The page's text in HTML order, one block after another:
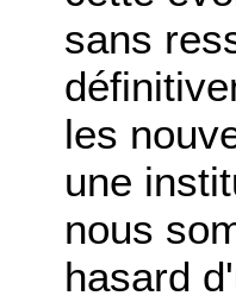
sans
les
une
nous
hasard